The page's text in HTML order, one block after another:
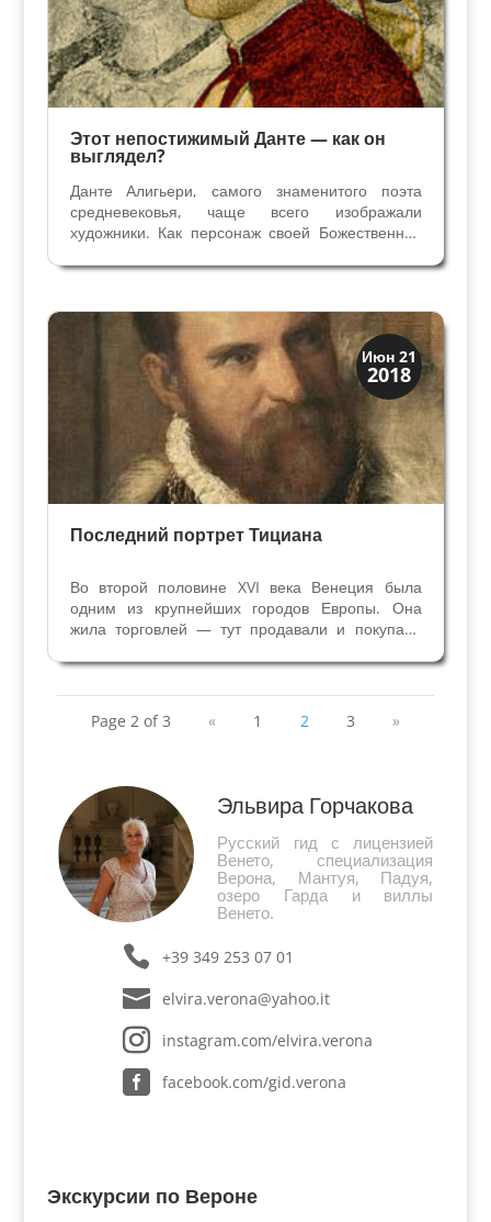
Этот непостижимый Данте — как он
выглядел?
Данте Алигьери, самого знаменитого поэта
средневековья, чаще всего изображали
художники. Как персонаж своей Божественной
— иллюстрациях поэмы. И не только… Его
очень мы встречаем у...
Июн 21
2018
Иконография
Портреты
Последний портрет Тициана
Во второй половине XVI века Венеция была
одним из крупнейших городов Европы. Она
жила торговлей — тут продавали и покупали
драгоценностей и косметики до произведений
искусств. Все говорили о деньгах и выгодных
сделках, не были...
Page 2 of 3 « 1 2 3 »
Эльвира Горчакова
Русский гид с лицензией
Венето, специализация
Верона, Мантуя, Падуя,
озеро Гарда и виллы
Венето.
+39 349 253 07 01
elvira.verona@yahoo.it
instagram.com/elvira.verona
facebook.com/gid.verona
Экскурсии по Вероне